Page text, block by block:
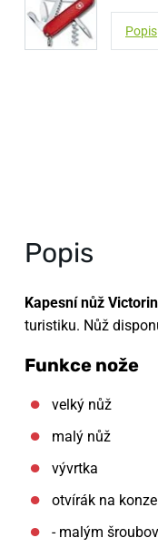
Popis
Popis
Kapesní nůž
turistiku. Nůž
Funkce nože
velký nůž
malý nůž
vývrtka
otvírák na
- malým